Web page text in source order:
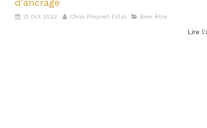
21 Oct 2022 Chris Pleynet-Fillol Bien être
Lire